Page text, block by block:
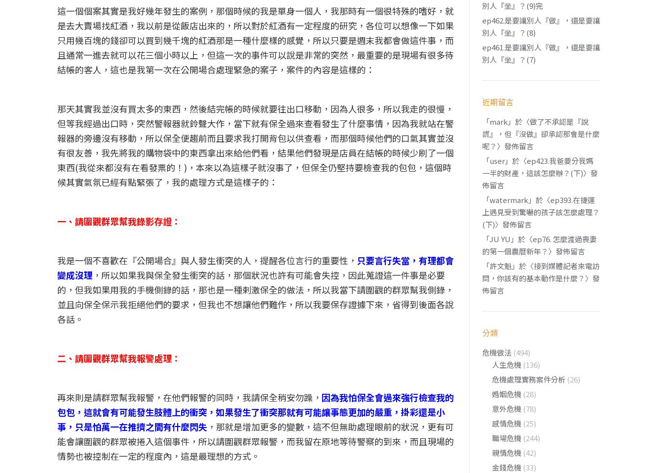
這一個個案其實是我好幾年發生的案例，那個時候的我是單身一個人，我那時有一個很特殊的嗜好，就
是去大賣場找紅酒，我以前是從飯店出來的，所以對於紅酒有一定程度的研究，各位可以想像一下如果
只用幾百塊的錢卻可以買到幾千塊的紅酒那是一種什麼樣的感覺，所以只要是週末我都會做這件事，而
且通常一進去就可以花三個小時以上，但這一次的事件可以說是非常的突然，最重要的是現場有很多待
結帳的客人，這也是我第一次在公開場合處理緊急的案子，案件的內容是這樣的：
那天其實我並沒有買太多的東西，然後結完帳的時候就要往出口移動，因為人很多，所以我走的很慢，
但等我經過出口時，突然警報器就鈴聲大作，當下就有保全過來查看發生了什麼事情，因為我就站在警
報器的旁邊沒有移動，所以保全便趨前而且要求我打開背包以供查看，而那個時候他們的口氣其實並沒
有很友善，我先將我的購物袋中的東西拿出來給他們看，結果他們發現是店員在結帳的時候少刷了一個
東西(我從來都沒有在看發票的！)，本來以為這樣子就沒事了，但保全仍堅持要檢查我的包包，這個時
候其實氣氛已經有點緊張了，我的處理方式是這樣子的：
一、請圍觀群眾幫我錄影存證：
我是一個不喜歡在『公開場合』與人發生衝突的人，提醒各位言行的重要性， 只要言行失當，有理都會
變成沒理 ，所以如果我與保全發生衝突的話，那個狀況也許有可能會失控，因此蒐證這一件事是必要
的，但我如果用我的手機側錄的話，那也是一種剌激保全的做法，所以我當下請圍觀的群眾幫我側錄，
並且向保全保示我拒絕他們的要求，但我也不想讓他們難作，所以我要保存證據下來，省得到後面各說
各話。
二、請圍觀群眾幫我報警處理：
再來則是請群眾幫我報警，在他們報警的同時，我請保全稍安勿躁， 因為我怕保全會過來強行檢查我的
包包，這就會有可能發生肢體上的衝突，如果發生了衝突那就有可能讓事態更加的嚴重，掛彩還是小
事，只是怕萬一在推擠之間有什麼閃失 ，那就是增加更多的變數，這不但無助處理眼前的狀況，更有可
能會讓圍觀的群眾被捲入這個事件，所以請圍觀群眾報警，而我留在原地等待警察的到來，而且現場的
情勢也被控制在一定的程度內，這是最理想的方式。
別人『坐』？(9)完
ep462.是要讓別人『做』，還是要讓
別人『坐』？(8)
ep461.是要讓別人『做』，還是要讓
別人『坐』？(7)
近期留言
「mark 」於〈做了不承認是『說
謊』，但『沒做』卻承認那會是什麼
呢？ 〉發佈留言
「user」於〈ep423.我爸要分我媽
一半的財產，這該怎麼辦？(下)〉發
佈留言
「watermark 」於〈ep393.在捷運
上遇見受到驚嚇的孩子該怎麼處理？
(下)〉發佈留言
「JU YU 」於〈ep76. 怎麼渡過喪妻
的第一個農曆新年？ 〉發佈留言
「許文魁」於〈接到媒體記者來電訪
問，你該有的基本動作是什麼？ 〉發
佈留言
分類
危機做法 (494)
人生危機 (136)
危機處理實務案件分析 (26)
婚姻危機 (28)
意外危機 (78)
感情危機 (25)
職場危機 (244)
親情危機 (42)
金錢危機 (33)